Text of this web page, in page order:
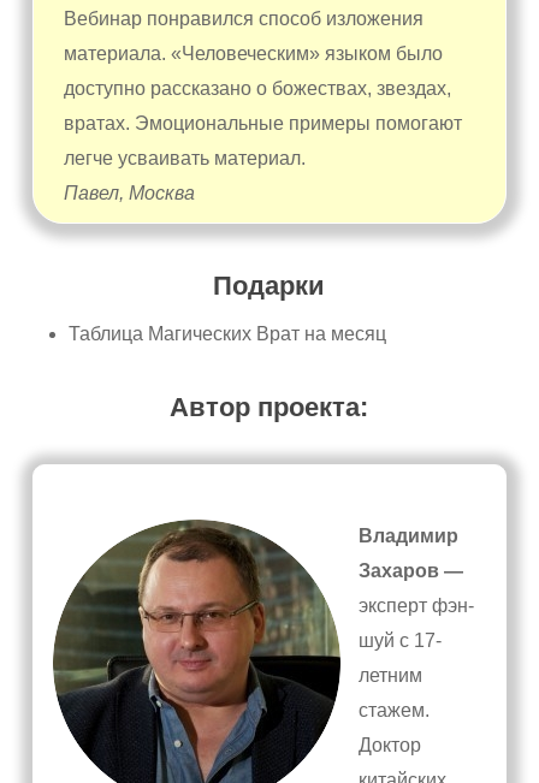
Вебинар понравился способ изложения
материала. «Человеческим» языком было
доступно рассказано о божествах, звездах,
вратах. Эмоциональные примеры помогают
легче усваивать материал.
Павел, Москва
Подарки
Таблица Магических Врат на месяц
Автор проекта:
Владимир
Захаров —
эксперт фэн-
шуй с 17-
летним
стажем.
Доктор